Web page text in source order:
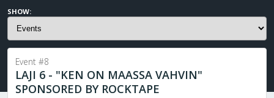
SHOW:
Event #8
LAJI 6 - "KEN ON MAASSA VAHVIN"
SPONSORED BY ROCKTAPE